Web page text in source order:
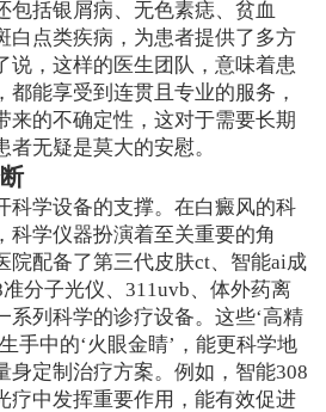
包括银屑病、无色素痣、贫血
白点类疾病，为患者提供了多方
说，这样的医生团队，意味着患
都能享受到连贯且专业的服务，
来的不确定性，这对于需要长期
无疑是莫大的安慰。
科学设备的支撑。在白癜风的科
科学仪器扮演着至关重要的角
院配备了第三代皮肤ct、智能ai成
分子光仪、311uvb、体外药离
系列科学的诊疗设备。这些‘高精
手中的‘火眼金睛’，能更科学地
身定制治疗方案。例如，智能308
疗中发挥重要作用，能有效促进